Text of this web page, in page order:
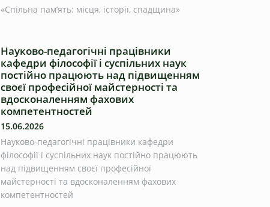
«Спільна пам’ять: місця, історії, спадщина»
Науково-педагогічні працівники
кафедри філософії і суспільних наук
постійно працюють над підвищенням
своєї професійної майстерності та
вдосконаленням фахових
компетентностей
15.06.2026
Науково-педагогічні працівники кафедри
філософії і суспільних наук постійно працюють
над підвищенням своєї професійної
майстерності та вдосконаленням фахових
компетентностей